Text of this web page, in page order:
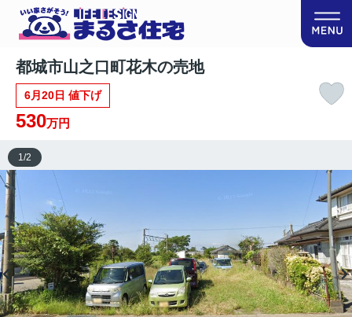
都城市山之口町花木の売地
6月20日 値下げ
530万円
1/2